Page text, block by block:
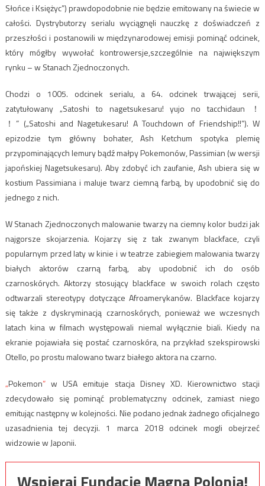
Słońce i Księżyc”) prawdopodobnie nie będzie emitowany na świecie w
całości. Dystrybutorzy serialu wyciągnęli nauczkę z doświadczeń z
przeszłości i postanowili w międzynarodowej emisji pominąć odcinek,
który mógłby wywołać kontrowersje,szczególnie na największym
rynku – w Stanach Zjednoczonych.
Chodzi o 1005. odcinek serialu, a 64. odcinek trwającej serii,
zatytułowany „Satoshi to nagetsukesaru! yujo no tacchidaun ！
！” („Satoshi and Nagetukesaru! A Touchdown of Friendship!!”). W
epizodzie tym główny bohater, Ash Ketchum spotyka plemię
przypominających lemury bądź małpy Pokemonów, Passimian (w wersji
japońskiej Nagetsukesaru). Aby zdobyć ich zaufanie, Ash ubiera się w
kostium Passimiana i maluje twarz ciemną farbą, by upodobnić się do
jednego z nich.
W Stanach Zjednoczonych malowanie twarzy na ciemny kolor budzi jak
najgorsze skojarzenia. Kojarzy się z tak zwanym blackface, czyli
popularnym przed laty w kinie i w teatrze zabiegiem malowania twarzy
białych aktorów czarną farbą, aby upodobnić ich do osób
czarnoskórych. Aktorzy stosujący blackface w swoich rolach często
odtwarzali stereotypy dotyczące Afroamerykanów. Blackface kojarzy
się także z dyskryminacją czarnoskórych, ponieważ we wczesnych
latach kina w filmach występowali niemal wyłącznie biali. Kiedy na
ekranie pojawiała się postać czarnoskóra, na przykład szekspirowski
Otello, po prostu malowano twarz białego aktora na czarno.
„Pokemon”w USA emituje stacja Disney XD. Kierownictwo stacji
zdecydowało się pominąć problematyczny odcinek, zamiast niego
emitując następny w kolejności. Nie podano jednak żadnego oficjalnego
uzasadnienia tej decyzji. 1 marca 2018 odcinek mogli obejrzeć
widzowie w Japonii.